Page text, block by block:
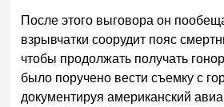
После этого выговора он
взрывчатки соорудит пояс
чтобы продолжать получать
было поручено вести съемку с
документируя американский